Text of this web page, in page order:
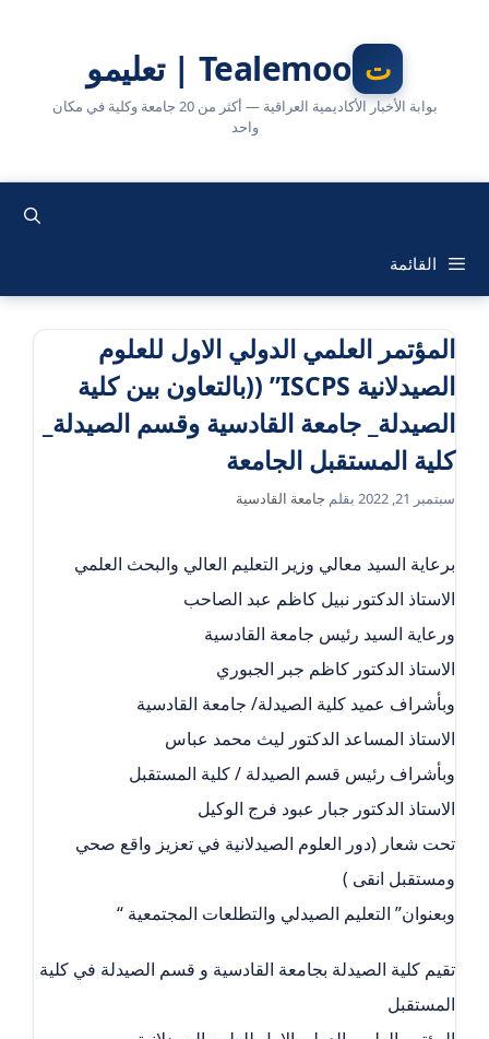
Tealemoo | تعليمو
بوابة الأخبار الأكاديمية العراقية — أكثر من 20 جامعة وكلية في مكان
واحد
القائمة
المؤتمر العلمي الدولي الاول للعلوم
الصيدلانية ISCPS” ((بالتعاون بين كلية
الصيدلة_ جامعة القادسية وقسم الصيدلة_
كلية المستقبل الجامعة
سبتمبر 21, 2022 بقلم جامعة القادسية
برعاية السيد معالي وزير التعليم العالي والبحث العلمي
الاستاذ الدكتور نبيل كاظم عبد الصاحب
ورعاية السيد رئيس جامعة القادسية
الاستاذ الدكتور كاظم جبر الجبوري
وبأشراف عميد كلية الصيدلة/ جامعة القادسية
الاستاذ المساعد الدكتور ليث محمد عباس
وبأشراف رئيس قسم الصيدلة / كلية المستقبل
الاستاذ الدكتور جبار عبود فرج الوكيل
تحت شعار (دور العلوم الصيدلانية في تعزيز واقع صحي
ومستقبل انقى )
وبعنوان” التعليم الصيدلي والتطلعات المجتمعية “
تقيم كلية الصيدلة بجامعة القادسية و قسم الصيدلة في كلية
المستقبل